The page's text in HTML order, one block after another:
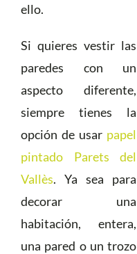
ello.
Si quieres vestir las
paredes con un
aspecto diferente,
siempre tienes la
opción de usar papel
pintado Parets del
Vallès. Ya sea para
decorar una
habitación, entera,
una pared o un trozo